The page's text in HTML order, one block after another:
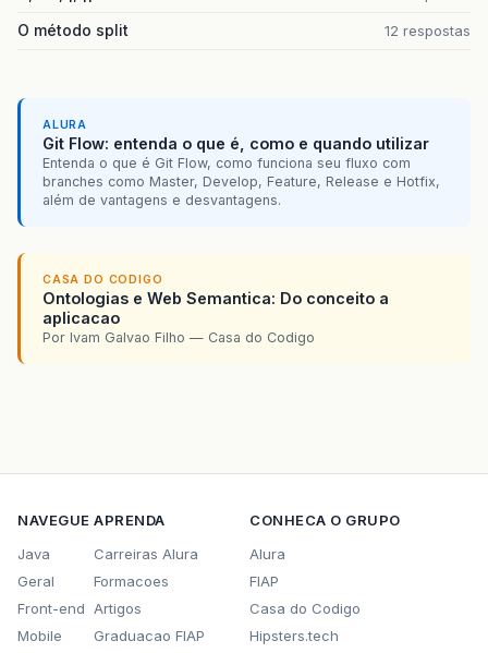
O método split 12 respostas
ALURA
Git Flow: entenda o que é, como e quando utilizar
Entenda o que é Git Flow, como funciona seu fluxo com
branches como Master, Develop, Feature, Release e Hotfix,
além de vantagens e desvantagens.
CASA DO CODIGO
Ontologias e Web Semantica: Do conceito a
aplicacao
Por Ivam Galvao Filho — Casa do Codigo
NAVEGUE
Java
Geral
Front-end
Mobile
APRENDA
Carreiras Alura
Formacoes
Artigos
Graduacao FIAP
CONHECA O GRUPO
Alura
FIAP
Casa do Codigo
Hipsters.tech